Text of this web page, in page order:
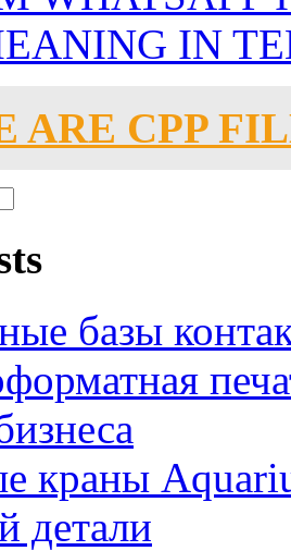
IN
ARE CPP
базы
краны
детали